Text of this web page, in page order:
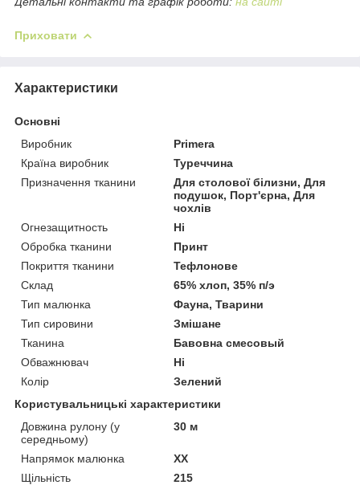
Приховати
Характеристики
Основні
Виробник
Primera
Країна виробник
Туреччина
Призначення тканини
Для столової білизни, Для
подушок, Порт'єрна, Для
чохлів
Огнезащитность
Ні
Обробка тканини
Принт
Покриття тканини
Тефлонове
Склад
65% хлоп, 35% п/э
Тип малюнка
Фауна, Тварини
Тип сировини
Змішане
Тканина
Бавовна смесовый
Обважнювач
Ні
Колір
Зелений
Користувальницькі характеристики
Довжина рулону (у
середньому)
30 м
Напрямок малюнка
XX
Щільність
215